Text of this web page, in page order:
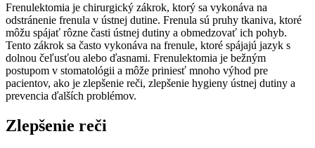
Frenulektomia je chirurgický zákrok, ktorý sa vykonáva na
odstránenie frenula v ústnej dutine. Frenula sú pruhy tkaniva, ktoré
môžu spájať rôzne časti ústnej dutiny a obmedzovať ich pohyb.
Tento zákrok sa často vykonáva na frenule, ktoré spájajú jazyk s
dolnou čeľusťou alebo ďasnami. Frenulektomia je bežným
postupom v stomatológii a môže priniesť mnoho výhod pre
pacientov, ako je zlepšenie reči, zlepšenie hygieny ústnej dutiny a
prevencia ďalších problémov.
Zlepšenie reči